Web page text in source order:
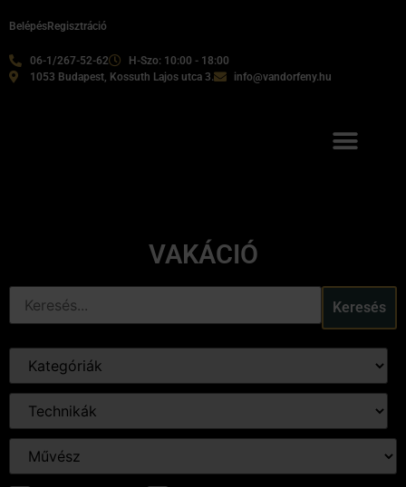
06-1/267-52-62
H-Szo: 10:00 - 18:00
1053 Budapest, Kossuth Lajos utca 3.
info@vandorfeny.hu
BelépésRegisztráció
VAKÁCIÓ
Keresés